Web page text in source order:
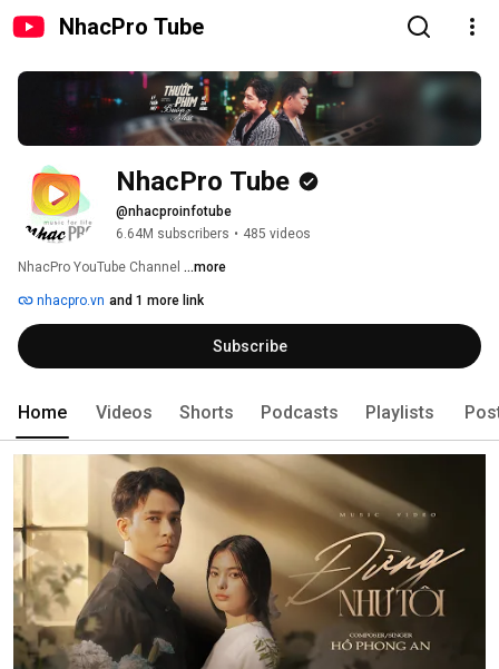
NhacPro Tube
NhacPro Tube
@nhacproinfotube
6.64M subscribers • 485 videos
NhacPro YouTube Channel ...more
nhacpro.vn and 1 more link
Subscribe
Home Videos Shorts Podcasts Playlists